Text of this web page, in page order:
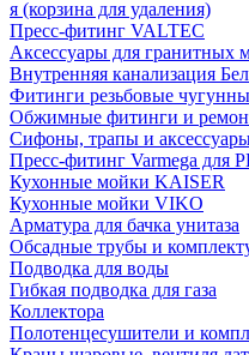
я (корзина для удаления)
Пресс-фитинг VALTEC
Аксессуары для гранитных
Внутренняя канализация
Фитинги резьбовые
Обжимные фитинги и
Сифоны, трапы и
Пресс-фитинг Varmega для
Кухонные мойки KAISER
Кухонные мойки VIKO
Арматура для бачка унитаза
Обсадные трубы и
Подводка для воды
Гибкая подводка для газа
Коллектора
Полотенцесушители и